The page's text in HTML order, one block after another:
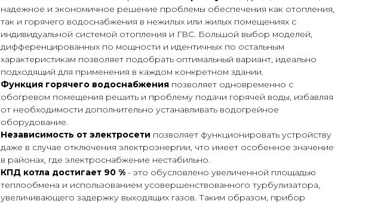
надежное и экономичное решение проблемы обеспечения как отопления,
так и горячего водоснабжения в нежилых или жилых помещениях с
индивидуальной системой отопления и ГВС. Большой выбор моделей,
дифференцированных по мощности и идентичных по остальным
характеристикам позволяет подобрать оптимальный вариант, идеально
подходящий для применения в каждом конкретном здании.
Функция горячего водоснабжения позволяет одновременно с
обогревом помещения решить и проблему подачи горячей воды, избавляя
от необходимости дополнительно устанавливать водогрейное
оборудование.
Независимость от электросети позволяет функционировать устройству
даже в случае отключения электроэнергии, что имеет особенное значение
в районах, где электроснабжение нестабильно.
КПД котла достигает 90 % - это обусловлено увеличенной площадью
теплообмена и использованием усовершенствованного турбулизатора,
увеличивающего задержку выходящих газов. Таким образом, прибор